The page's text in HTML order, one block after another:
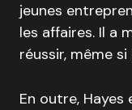
jeunes
les affaires. Il a
réussir, même
En outre,